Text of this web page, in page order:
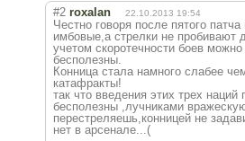
#2 roxalan 22.10.2013 19:54
Честно говоря после пятого
имбовые,а стрелки не пробивают
учетом скоротечности боев можно
бесполезны.
Конница стала намного слабее
катафракты!
так что введения этих трех
бесполезны ,лучниками
перестреляешь,конницей не
нет в арсенале...(